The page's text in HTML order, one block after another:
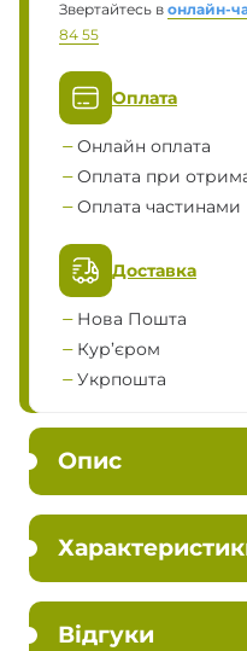
Звертайтесь в онлайн-
84 55
Оплата
Онлайн оплата
Оплата при
Оплата частинами
Доставка
Нова Пошта
Кур’єром
Укрпошта
Опис
Відгуки